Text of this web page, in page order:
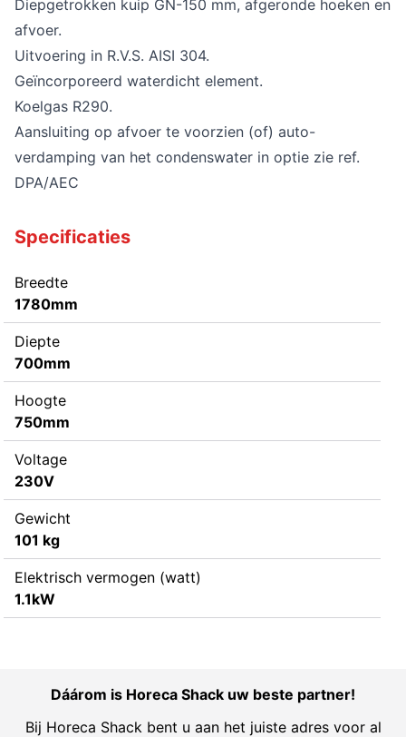
Diepgetrokken kuip GN-150 mm, afgeronde hoeken en
afvoer.
Uitvoering in R.V.S. AISI 304.
Geïncorporeerd waterdicht element.
Koelgas R290.
Aansluiting op afvoer te voorzien (of) auto-
verdamping van het condenswater in optie zie ref.
DPA/AEC
Specificaties
Breedte
1780mm
Diepte
700mm
Hoogte
750mm
Voltage
230V
Gewicht
101 kg
Elektrisch vermogen (watt)
1.1kW
Dáárom is Horeca Shack uw beste partner!
Bij Horeca Shack bent u aan het juiste adres voor al